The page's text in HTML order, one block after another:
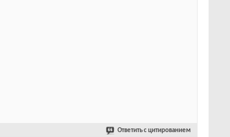
Ответить с цитированием